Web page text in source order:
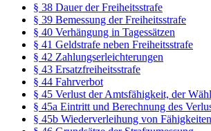
§ 38 Dauer der Freiheitsstrafe
§ 39 Bemessung der Freiheitsstrafe
§ 40 Verhängung in Tagessätzen
§ 41 Geldstrafe neben Freiheitsstrafe
§ 42 Zahlungserleichterungen
§ 43 Ersatzfreiheitsstrafe
§ 44 Fahrverbot
§ 45 Verlust der Amtsfähigkeit, der
§ 45a Eintritt und Berechnung des
§ 45b Wiederverleihung von